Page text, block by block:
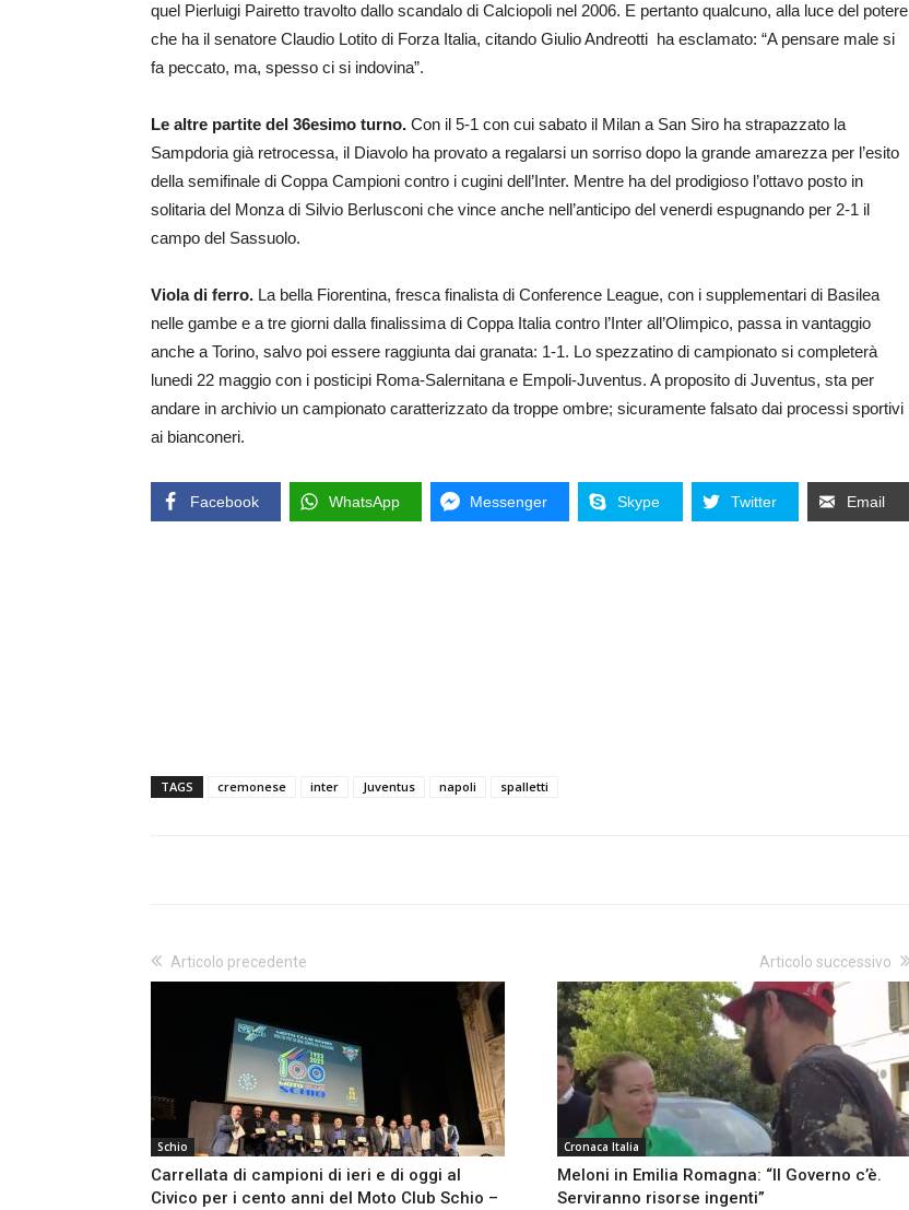
quel Pierluigi Pairetto travolto dallo scandalo di Calciopoli nel 2006. E pertanto qualcuno, alla luce del potere
che ha il senatore Claudio Lotito di Forza Italia, citando Giulio Andreotti ha esclamato: “A pensare male si
fa peccato, ma, spesso ci si indovina”.
Le altre partite del 36esimo turno. Con il 5-1 con cui sabato il Milan a San Siro ha strapazzato la
Sampdoria già retrocessa, il Diavolo ha provato a regalarsi un sorriso dopo la grande amarezza per l’esito
della semifinale di Coppa Campioni contro i cugini dell’Inter. Mentre ha del prodigioso l’ottavo posto in
solitaria del Monza di Silvio Berlusconi che vince anche nell’anticipo del venerdi espugnando per 2-1 il
campo del Sassuolo.
Viola di ferro. La bella Fiorentina, fresca finalista di Conference League, con i supplementari di Basilea
nelle gambe e a tre giorni dalla finalissima di Coppa Italia contro l’Inter all’Olimpico, passa in vantaggio
anche a Torino, salvo poi essere raggiunta dai granata: 1-1. Lo spezzatino di campionato si completerà
lunedi 22 maggio con i posticipi Roma-Salernitana e Empoli-Juventus. A proposito di Juventus, sta per
andare in archivio un campionato caratterizzato da troppe ombre; sicuramente falsato dai processi sportivi
ai bianconeri.
Facebook WhatsApp Messenger Skype Twitter Email
TAGS cremonese inter Juventus napoli spalletti
Articolo precedente
Schio
Carrellata di campioni di ieri e di oggi al
Civico per i cento anni del Moto Club Schio –
Articolo successivo
Cronaca Italia
Meloni in Emilia Romagna: “Il Governo c’è.
Serviranno risorse ingenti”